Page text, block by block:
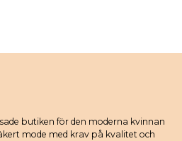
butiken för den moderna kvinnan
mode med krav på kvalitet och